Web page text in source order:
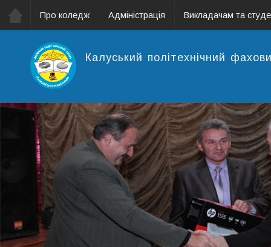
Про коледж Адміністрація Викладачам та
Калуський політехнічний